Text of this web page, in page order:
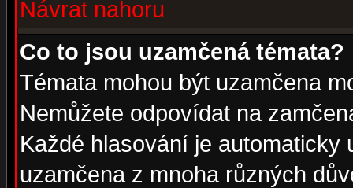
Návrat nahoru
Co to jsou uzamčená témata?
Témata mohou být uzamčena
Nemůžete odpovídat na
Každé hlasování je automaticky
uzamčena z mnoha různých